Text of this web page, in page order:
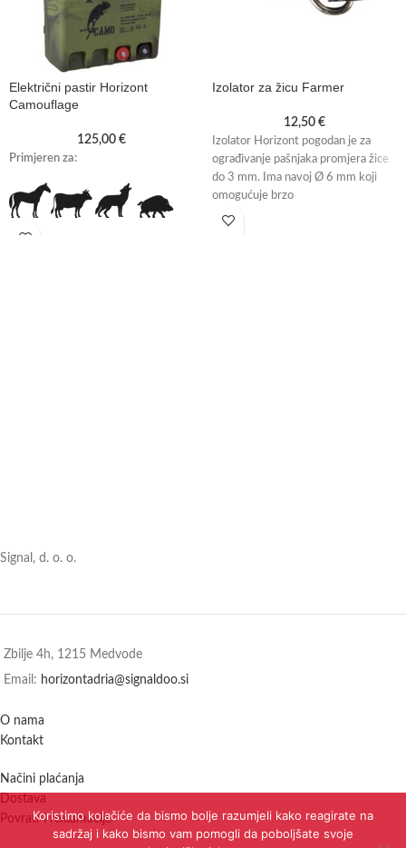
Električni pastir Horizont
Camouflage
125,00 €
Primjeren za:
Izolator za žicu Farmer
12,50 €
Izolator Horizont pogodan je za
ograđivanje pašnjaka promjera žice
do 3 mm. Ima navoj Ø 6 mm koji
omogućuje brzo
Signal, d. o. o.
Zbilje 4h, 1215 Medvode
Email: horizontadria@signaldoo.si
O nama
Kontakt
Načini plaćanja
Dostava
Povrati i reklamacije
Koristimo kolačiće da bismo bolje razumjeli kako reagirate na
sadržaj i kako bismo vam pomogli da poboljšate svoje